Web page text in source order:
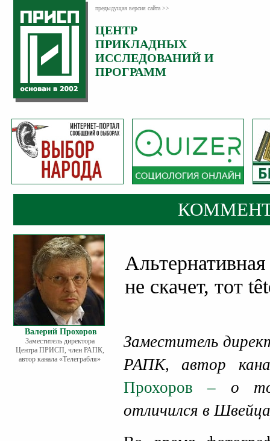
предыдущая версия сайта >>
ЦЕНТР
ПРИКЛАДНЫХ
ИССЛЕДОВАНИЙ И
ПРОГРАММ
Валерий Прохоров
Заместитель директора
Центра ПРИСП, член РАПК,
автор канала «Телеграбля»
не скачет, тот
Заместитель
РАПК, автор
Прохоров – о
отличился в
Категория:
Комментарии